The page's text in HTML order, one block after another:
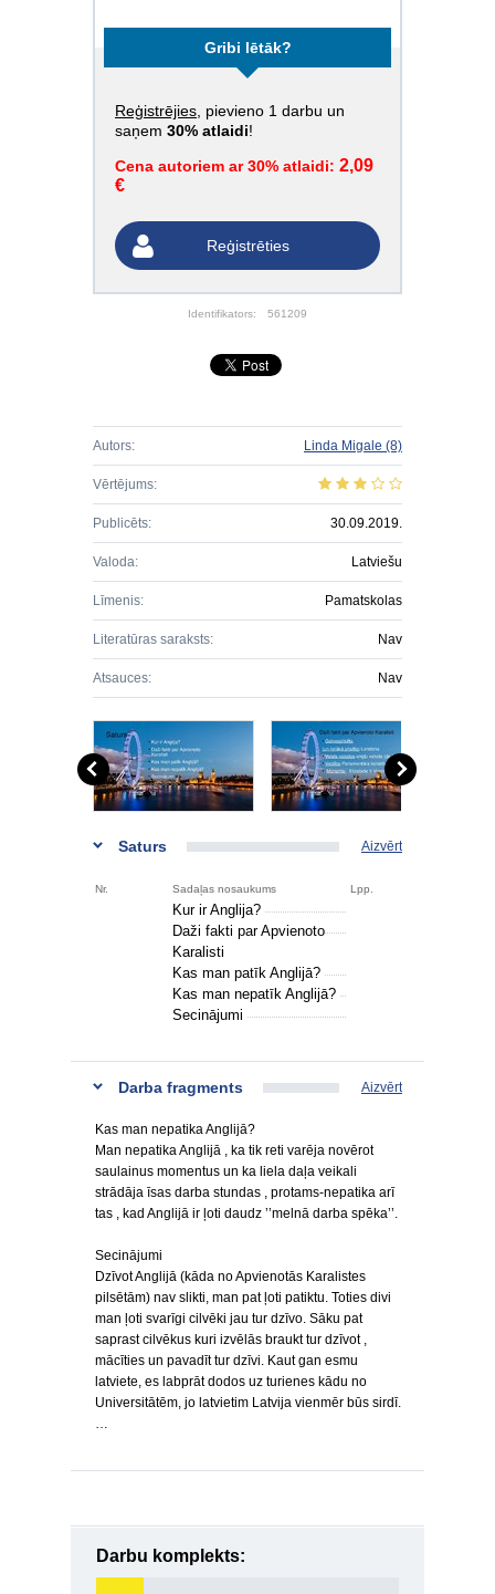
Gribi lētāk?
Reģistrējies , pievieno 1 darbu un
saņem 30% atlaidi!
Cena autoriem ar 30% atlaidi: 2,09
€
Reģistrēties
Identifikators: 561209
Autors: Linda Migale (8)
Vērtējums:
Publicēts: 30.09.2019.
Valoda: Latviešu
Līmenis: Pamatskolas
Literatūras saraksts: Nav
Atsauces: Nav
Saturs Aizvērt
Nr. Sadaļas nosaukums Lpp.
Kur ir Anglija?
Daži fakti par Apvienoto
Karalisti
Kas man patīk Anglijā?
Kas man nepatīk Anglijā?
Secinājumi
Darba fragments Aizvērt
Kas man nepatika Anglijā?
Man nepatika Anglijā , ka tik reti varēja novērot
saulainus momentus un ka liela daļa veikali
strādāja īsas darba stundas , protams-nepatika arī
tas , kad Anglijā ir ļoti daudz ’’melnā darba spēka’’.
Secinājumi
Dzīvot Anglijā (kāda no Apvienotās Karalistes
pilsētām) nav slikti, man pat ļoti patiktu. Toties divi
man ļoti svarīgi cilvēki jau tur dzīvo. Sāku pat
saprast cilvēkus kuri izvēlās braukt tur dzīvot ,
mācīties un pavadīt tur dzīvi. Kaut gan esmu
latviete, es labprāt dodos uz turienes kādu no
Universitātēm, jo latvietim Latvija vienmēr būs sirdī.
…
Darbu komplekts: